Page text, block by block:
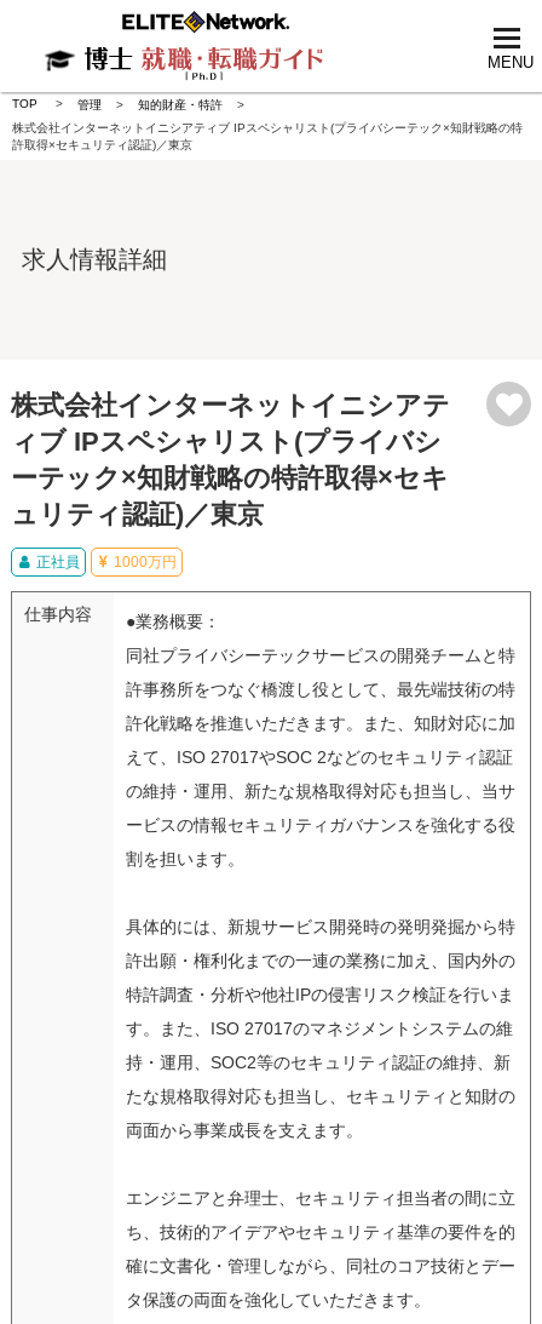
MENU
TOP 管理
知的財産・特許
株式会社インターネットイニシアティブ IPスペシャリスト(プライバシーテック×知財戦略の特
許取得×セキュリティ認証)／東京
求人情報詳細
株式会社インターネットイニシアテ
ィブ IPスペシャリスト(プライバシ
ーテック×知財戦略の特許取得×セキ
ュリティ認証)／東京
正社員 1000万円
仕事内容
●業務概要：
同社プライバシーテックサービスの開発チームと特
許事務所をつなぐ橋渡し役として、最先端技術の特
許化戦略を推進いただきます。また、知財対応に加
えて、ISO 27017やSOC 2などのセキュリティ認証
の維持・運用、新たな規格取得対応も担当し、当サ
ービスの情報セキュリティガバナンスを強化する役
割を担います。
具体的には、新規サービス開発時の発明発掘から特
許出願・権利化までの一連の業務に加え、国内外の
特許調査・分析や他社IPの侵害リスク検証を行いま
す。また、ISO 27017のマネジメントシステムの維
持・運用、SOC2等のセキュリティ認証の維持、新
たな規格取得対応も担当し、セキュリティと知財の
両面から事業成長を支えます。
エンジニアと弁理士、セキュリティ担当者の間に立
ち、技術的アイデアやセキュリティ基準の要件を的
確に文書化・管理しながら、同社のコア技術とデー
タ保護の両面を強化していただきます。